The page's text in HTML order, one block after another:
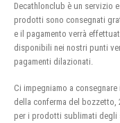
Decathlonclub è un servizio
prodotti sono consegnati
e il pagamento verrà
disponibili nei nostri punti
pagamenti dilazionati.
Ci impegniamo a
della conferma del
per i prodotti sublimati degli